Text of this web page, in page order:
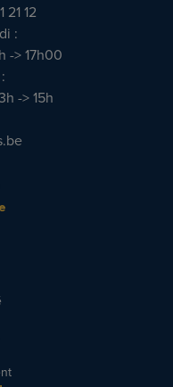
21 12
:
-> 17h00
-> 15h